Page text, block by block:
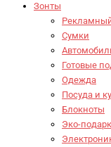
Зонты
Сумки
Готовые
Одежда
Посуда и
Блокноты
Эко-